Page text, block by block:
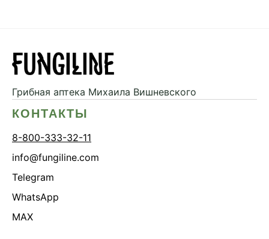
Грибная аптека Михаила Вишневского
КОНТАКТЫ
8-800-333-32-11
info@fungiline.com
Telegram
WhatsApp
MAX